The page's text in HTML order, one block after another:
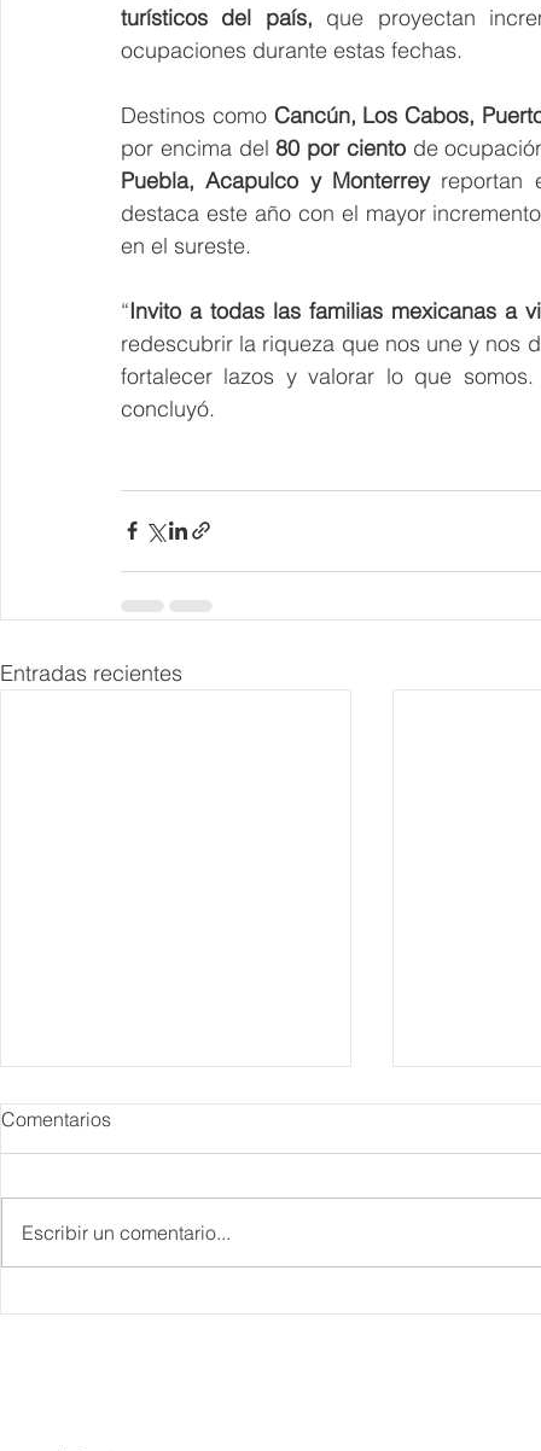
turísticos del país, que proyectan
ocupaciones durante estas fechas.
Destinos como Cancún, Los Cabos,
por encima del 80 por ciento de
Puebla, Acapulco y Monterrey reportan
destaca este año con el mayor
en el sureste.
“Invito a todas las familias mexicanas a
redescubrir la riqueza que nos une y nos
fortalecer lazos y valorar lo que
concluyó.
Entradas recientes
Comentarios
Escribir un comentario...